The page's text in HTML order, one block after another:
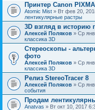
Принтер Canon
Atomic Mist » Вт фев 20,
лентикулярные растры
3D взгляд в историю
Алексей Поляков » Ср
классика 3D
Стереоскопы -
фото
Алексей Поляков » Ср
классика 3D
Релиз StereoTracer 8
Алексей Поляков » Ср
события
Продам
Anatvas » Вт окт 10, 2017